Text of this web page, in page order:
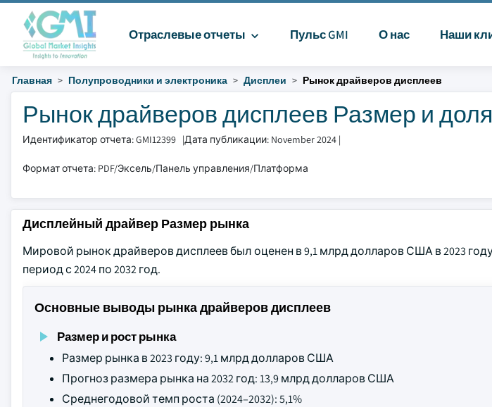
Отраслевые отчеты Пульс GMI О нас Наши
Главная Полупроводники и электроника Дисплеи Рынок драйверов дисплеев
Рынок драйверов дисплеев Размер и доля
Идентификатор отчета: GMI12399 |Дата публикации: November 2024 |
Формат отчета: PDF/Эксель/Панель управления/Платформа
Дисплейный драйвер Размер рынка
Мировой рынок драйверов дисплеев был оценен в 9,1 млрд долларов США в 2023
период с 2024 по 2032 год.
Основные выводы рынка драйверов дисплеев
Размер и рост рынка
Размер рынка в 2023 году: 9,1 млрд долларов США
Прогноз размера рынка на 2032 год: 13,9 млрд долларов США
Среднегодовой темп роста (2024–2032): 5,1%